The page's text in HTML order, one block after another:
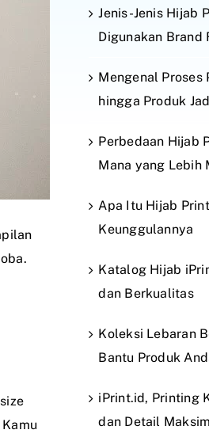
Jenis-Jenis Hijab
Digunakan Brand
Mengenal
hingga Produk
Perbedaan Hijab
Mana yang Lebih
Apa Itu Hijab
Keunggulannya
Katalog Hijab
dan Berkualitas
Koleksi Lebaran
Bantu Produk
iPrint.id, Printing
dan Detail